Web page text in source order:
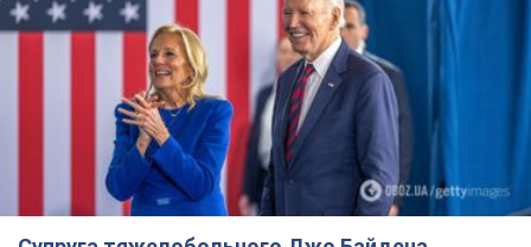
Подпишись на наш Telegram . Присылаем лишь "горящие"
новости!
Подписаться Подписаться